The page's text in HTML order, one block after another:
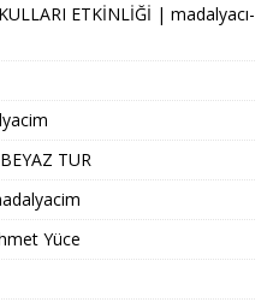
ETKİNLİĞİ | madalyacı-
TUR
Yüce